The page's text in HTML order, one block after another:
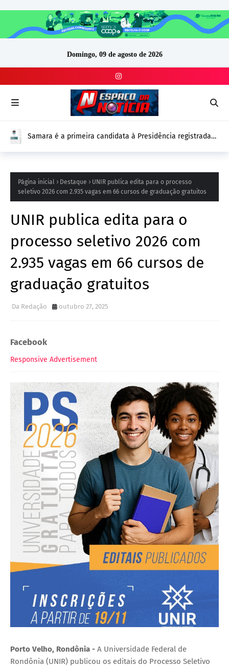
Domingo, 09 de agosto de 2026
Samara é a primeira candidata à Presidência registrada
Página inicial Destaque
UNIR publica edita para o processo
seletivo 2026 com 2.935 vagas em 66 cursos de graduação gratuitos
UNIR publica edita para o
processo seletivo 2026 com
2.935 vagas em 66 cursos de
graduação gratuitos
Da Redação outubro 27, 2025
Facebook
Responsive Advertisement
Porto Velho, Rondônia - A Universidade Federal de
Rondônia (UNIR) publicou os editais do Processo Seletivo